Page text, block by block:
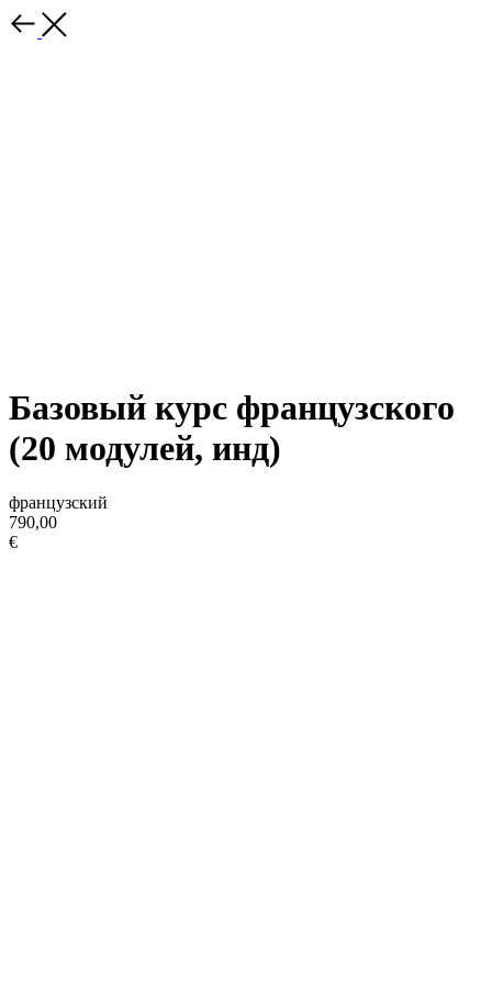
Базовый курс французского
(20 модулей, инд)
французский
790,00
€